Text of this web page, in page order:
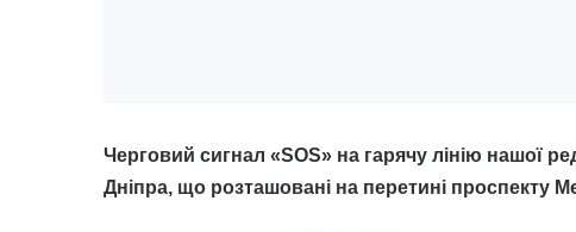
Черговий сигнал «SOS» на гарячу лінію нашої
Дніпра, що розташовані на перетині проспекту